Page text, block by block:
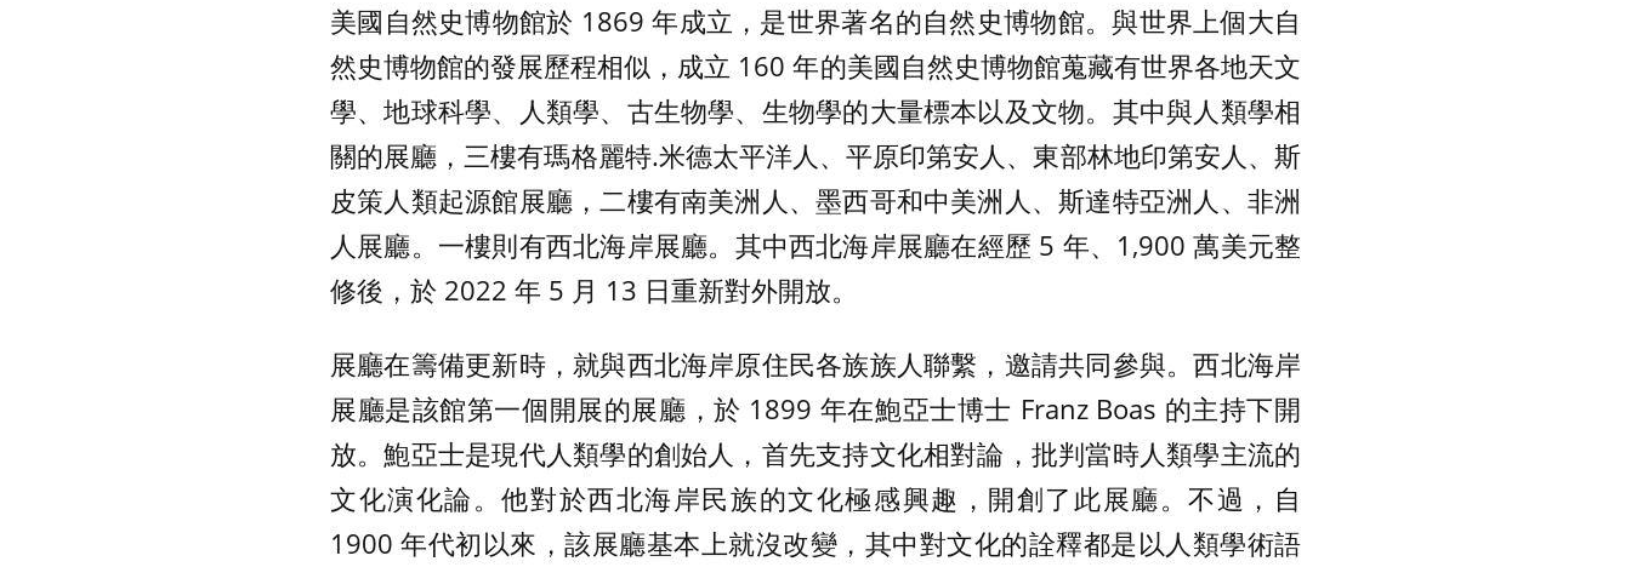
美國自然史博物館於 1869 年成立，是世界著名的自然史博物館。與世界上個大自
然史博物館的發展歷程相似，成立 160 年的美國自然史博物館蒐藏有世界各地天文
學、地球科學、人類學、古生物學、生物學的大量標本以及文物。其中與人類學相
關的展廳，三樓有瑪格麗特.米德太平洋人、平原印第安人、東部林地印第安人、斯
皮策人類起源館展廳，二樓有南美洲人、墨西哥和中美洲人、斯達特亞洲人、非洲
人展廳。一樓則有西北海岸展廳。其中西北海岸展廳在經歷 5 年、1,900 萬美元整
修後，於 2022 年 5 月 13 日重新對外開放。
展廳在籌備更新時，就與西北海岸原住民各族族人聯繫，邀請共同參與。西北海岸
展廳是該館第一個開展的展廳，於 1899 年在鮑亞士博士 Franz Boas 的主持下開
放。鮑亞士是現代人類學的創始人，首先支持文化相對論，批判當時人類學主流的
文化演化論。他對於西北海岸民族的文化極感興趣，開創了此展廳。不過，自
1900 年代初以來，該展廳基本上就沒改變，其中對文化的詮釋都是以人類學術語